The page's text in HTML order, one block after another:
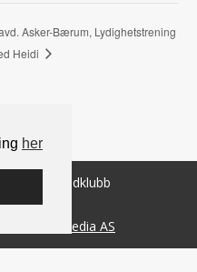
her
Asker-Bærum, Lydighetstrening
Heidi
Sennenhundklubb
Smart Media AS